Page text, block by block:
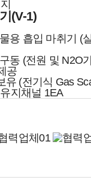
(V-1)
용 흡입 마취기 (
동 (전원 및 N2O
공
유 (전기식 Gas
지채널 1EA